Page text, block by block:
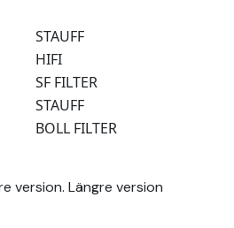
STAUFF
HIFI
SF FILTER
STAUFF
BOLL FILTER
version. Längre version